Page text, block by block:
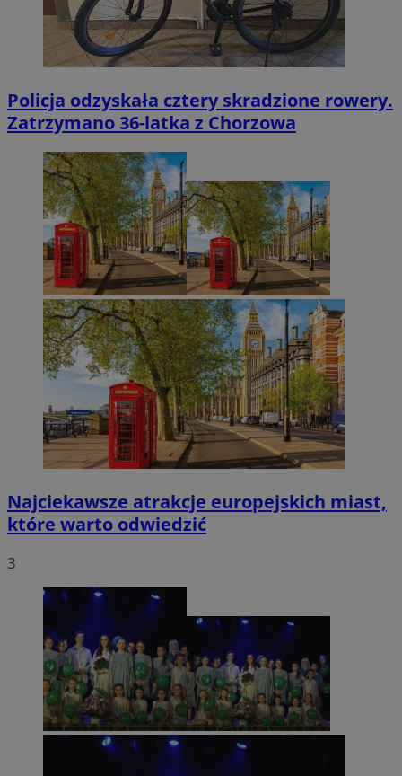
Policja odzyskała cztery skradzione rowery.
Zatrzymano 36-latka z Chorzowa
Najciekawsze atrakcje europejskich miast,
które warto odwiedzić
3